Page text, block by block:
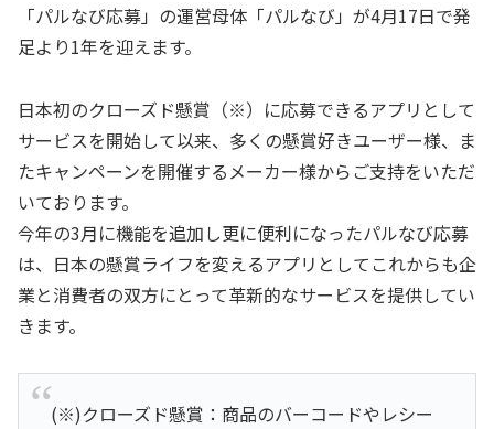
「パルなび応募」の運営母体「パルなび」が4月17日で発
足より1年を迎えます。
日本初のクローズド懸賞（※）に応募できるアプリとして
サービスを開始して以来、多くの懸賞好きユーザー様、ま
たキャンペーンを開催するメーカー様からご支持をいただ
いております。
今年の3月に機能を追加し更に便利になったパルなび応募
は、日本の懸賞ライフを変えるアプリとしてこれからも企
業と消費者の双方にとって革新的なサービスを提供してい
きます。
(※)クローズド懸賞：商品のバーコードやレシー